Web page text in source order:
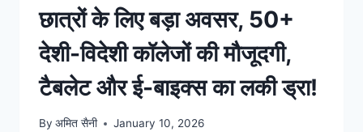
छात्रों के लिए बड़ा अवसर, 50+
देशी-विदेशी कॉलेजों की मौजूदगी,
टैबलेट और ई-बाइक्स का लकी ड्रा!
By अमित सैनी January 10, 2026